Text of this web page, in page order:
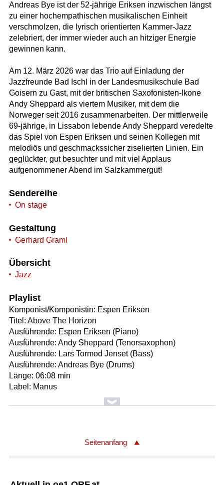
Andreas Bye ist der 52-jährige Eriksen inzwischen längst
zu einer hochempathischen musikalischen Einheit
verschmolzen, die lyrisch orientierten Kammer-Jazz
zelebriert, der immer wieder auch an hitziger Energie
gewinnen kann.
Am 12. März 2026 war das Trio auf Einladung der
Jazzfreunde Bad Ischl in der Landesmusikschule Bad
Goisern zu Gast, mit der britischen Saxofonisten-Ikone
Andy Sheppard als viertem Musiker, mit dem die
Norweger seit 2016 zusammenarbeiten. Der mittlerweile
69-jährige, in Lissabon lebende Andy Sheppard veredelte
das Spiel von Espen Eriksen und seinen Kollegen mit
melodiös und geschmackssicher ziselierten Linien. Ein
geglückter, gut besuchter und mit viel Applaus
aufgenommener Abend im Salzkammergut!
Sendereihe
On stage
Gestaltung
Gerhard Graml
Übersicht
Jazz
Playlist
Komponist/Komponistin: Espen Eriksen
Titel: Above The Horizon
Ausführende: Espen Eriksen (Piano)
Ausführende: Andy Sheppard (Tenorsaxophon)
Ausführende: Lars Tormod Jenset (Bass)
Ausführende: Andreas Bye (Drums)
Länge: 06:08 min
Label: Manus
Komponist/Komponistin: Espen Eriksen
Ausführende: Andy Sheppard (Tenorsaxophon)
Seitenanfang